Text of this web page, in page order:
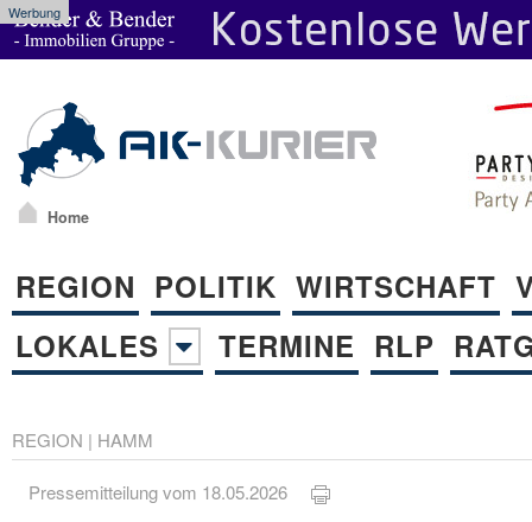
Werbung
Home
REGION POLITIK WIRTSCHAFT
LOKALES
TERMINE RLP
REGION | HAMM
Pressemitteilung vom 18.05.2026